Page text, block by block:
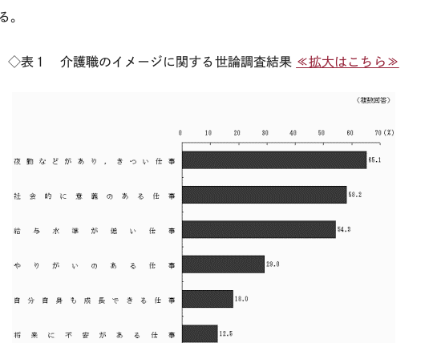
。
◇表１ 介護職のイメージに関する世論調査結果 ≪拡大はこちら≫